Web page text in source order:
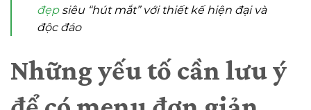
đẹpsiêu “hút mắt” với thiết kế hiện đại và
độc đáo
Những yếu tố cần lưu ý